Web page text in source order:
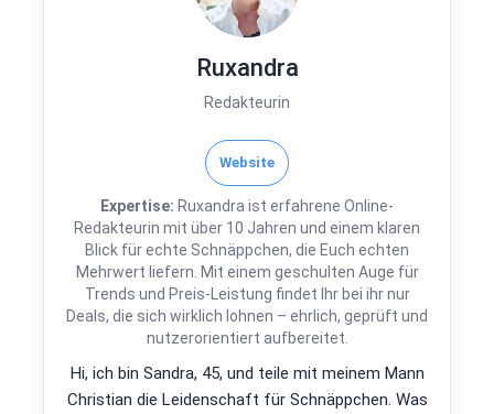
Ruxandra
Redakteurin
Website
Expertise: Ruxandra ist erfahrene Online-
Redakteurin mit über 10 Jahren und einem klaren
Blick für echte Schnäppchen, die Euch echten
Mehrwert liefern. Mit einem geschulten Auge für
Trends und Preis-Leistung findet Ihr bei ihr nur
Deals, die sich wirklich lohnen – ehrlich, geprüft und
nutzerorientiert aufbereitet.
Hi, ich bin Sandra, 45, und teile mit meinem Mann
Christian die Leidenschaft für Schnäppchen. Was